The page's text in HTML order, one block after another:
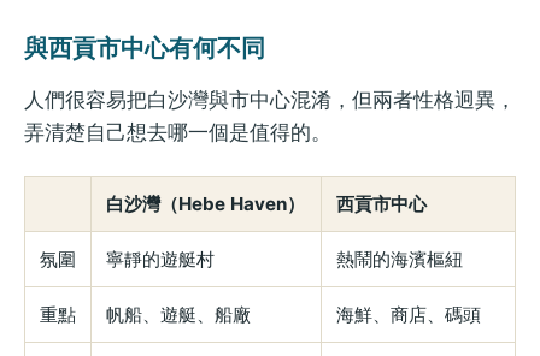
與西貢市中心有何不同
人們很容易把白沙灣與市中心混淆，但兩者性格迥異，
弄清楚自己想去哪一個是值得的。
白沙灣（Hebe Haven） 西貢市中心
氛圍 寧靜的遊艇村 熱鬧的海濱樞紐
重點 帆船、遊艇、船廠 海鮮、商店、碼頭